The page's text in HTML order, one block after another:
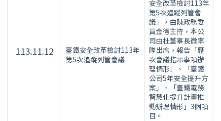
113.11.12
臺鐵安全改革檢討113年
第5次追蹤列管會議
安全改革檢討113年
第5次追蹤列管會
議」，由陳政務委
員金德主持，本公
司由杜董事長微率
隊出席，報告「歷
次會議指示事項辦
理情形」、「臺鐵
公司5年安全提升方
案」、「臺鐵電務
智慧化提升計畫推
動辦理情形」3個項
目。